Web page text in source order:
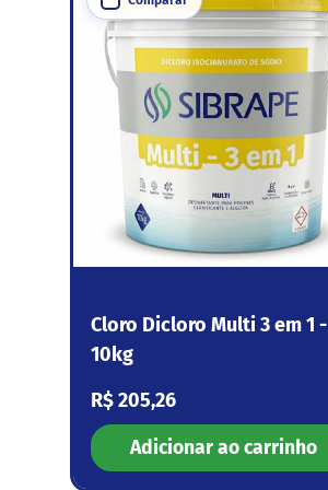
Cloro Dicloro Multi 3 em 1 -
10kg
Preço normal
R$ 205,26
Adicionar ao carrinho